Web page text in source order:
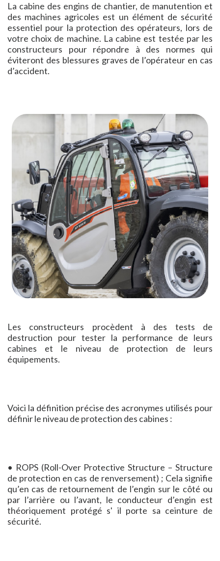
La cabine des engins de chantier, de manutention et
des machines agricoles est un élément de sécurité
essentiel pour la protection des opérateurs, lors de
votre choix de machine. La cabine est testée par les
constructeurs pour répondre à des normes qui
éviteront des blessures graves de l’opérateur en cas
d’accident.
Les constructeurs procèdent à des tests de
destruction pour tester la performance de leurs
cabines et le niveau de protection de leurs
équipements.
Voici la définition précise des acronymes utilisés pour
définir le niveau de protection des cabines :
• ROPS (Roll-Over Protective Structure – Structure
de protection en cas de renversement) ; Cela signifie
qu’en cas de retournement de l’engin sur le côté ou
par l’arrière ou l’avant, le conducteur d’engin est
théoriquement protégé s' il porte sa ceinture de
sécurité.